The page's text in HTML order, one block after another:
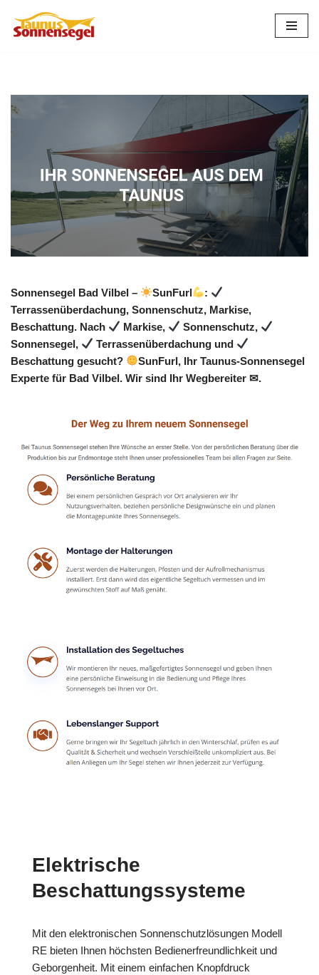
Zum
Sonnensegel Bad Vilbel – SunFurl
:
Terrassenüberdachung, Sonnenschutz, Markise,
Beschattung. Nach
Markise,
Sonnenschutz,
Sonnensegel,
Terrassenüberdachung und
Beschattung gesucht?
SunFurl, Ihr Taunus-Sonnensegel
Experte für Bad Vilbel. Wir sind Ihr Wegbereiter ✉.
Elektrische
Beschattungssysteme
Mit den elektronischen Sonnenschutzlösungen Modell
RE bieten Ihnen höchsten Bedienerfreundlichkeit und
Geborgenheit. Mit einem einfachen Knopfdruck